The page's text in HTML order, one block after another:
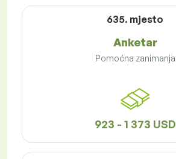
635. mjesto
Anketar
Pomoćna zanimanja
923 - 1 373 USD